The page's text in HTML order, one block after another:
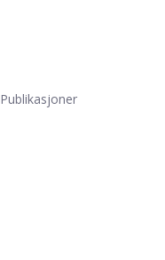
Publikasjoner